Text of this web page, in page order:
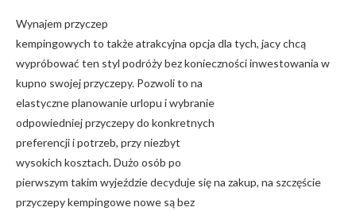
Wynajem przyczep
kempingowych to także atrakcyjna opcja dla tych, jacy chcą
wypróbować ten styl podróży bez konieczności inwestowania w
kupno swojej przyczepy. Pozwoli to na
elastyczne planowanie urlopu i wybranie
odpowiedniej przyczepy do konkretnych
preferencji i potrzeb, przy niezbyt
wysokich kosztach. Dużo osób po
pierwszym takim wyjeździe decyduje się na zakup, na szczęście
przyczepy kempingowe nowe są bez